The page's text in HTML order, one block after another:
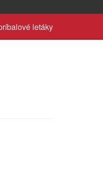
letáky